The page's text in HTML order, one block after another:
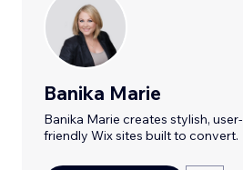
Banika Marie
Banika Marie creates stylish, user-
friendly Wix sites built to convert.